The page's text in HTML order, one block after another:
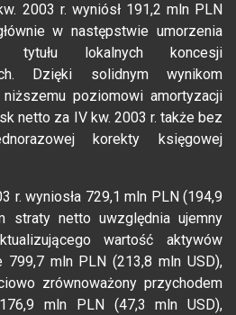
2003 r. wyniósł 191,2 mln PLN
w następstwie umorzenia
tytułu lokalnych koncesji
Dzięki solidnym wynikom
poziomowi amortyzacji
netto za IV kw. 2003 r. także bez
korekty księgowej
r. wyniosła 729,1 mln PLN (194,9
straty netto uwzględnia ujemny
wartość aktywów
799,7 mln PLN (213,8 mln USD),
zrównoważony przychodem
mln PLN (47,3 mln USD),